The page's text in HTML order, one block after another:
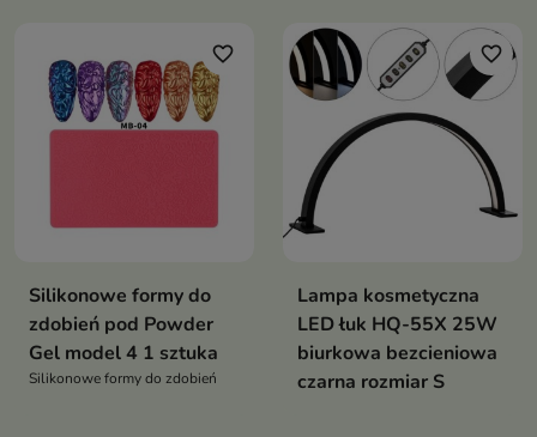
favorite_border
Silikonowe formy do
zdobień pod Powder
Gel model 4 1 sztuka
Silikonowe formy do zdobień
favorite_border
Lampa kosmetyczna
LED łuk HQ-55X 25W
biurkowa bezcieniowa
czarna rozmiar S